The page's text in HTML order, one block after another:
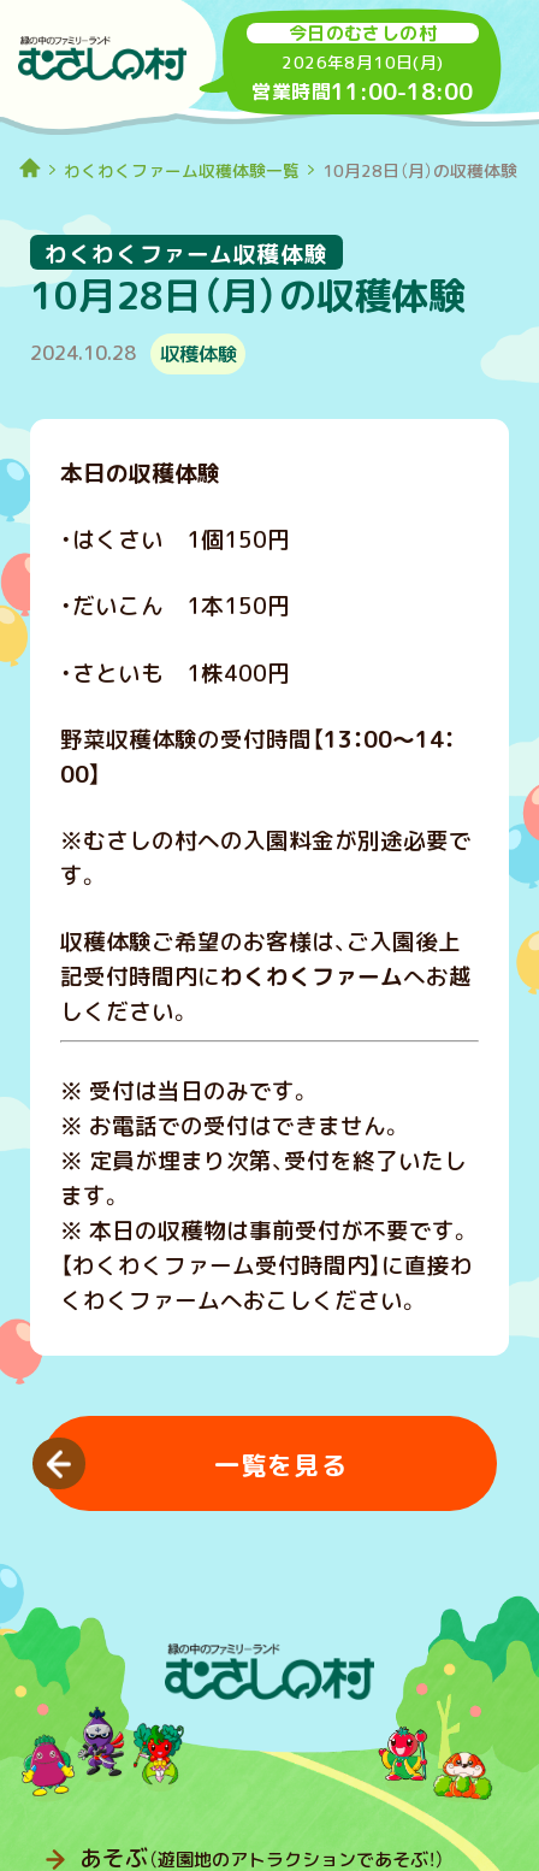
今日のむさしの村
2026年8月10日(月)
営業時間11:00-18:00
わくわくファーム収穫体験一覧 10月28日（月）の収穫体験
10月28日（月）の収穫体験
わくわくファーム収穫体験
2024.10.28 収穫体験
本日の収穫体験
・はくさい 1個150円
・だいこん 1本150円
・さといも 1株400円
野菜収穫体験の受付時間【13：00～14：
00】
※むさしの村への入園料金が別途必要で
す。
収穫体験ご希望のお客様は、ご入園後上
記受付時間内にわくわくファームへお越
しください。
※ 受付は当日のみです。
※ お電話での受付はできません。
※ 定員が埋まり次第、受付を終了いたし
ます。
※ 本日の収穫物は事前受付が不要です。
【わくわくファーム受付時間内】に直接わ
くわくファームへおこしください。
一覧を見る
あそぶ（遊園地のアトラクションであそぶ！）